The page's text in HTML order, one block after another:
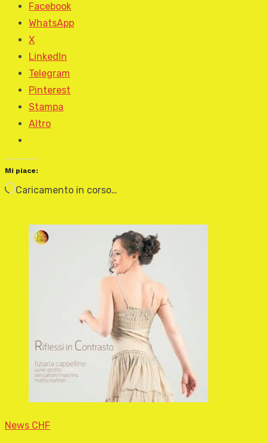
Facebook
WhatsApp
X
LinkedIn
Telegram
Pinterest
Stampa
Altro
Mi piace:
Caricamento in corso…
News CHF